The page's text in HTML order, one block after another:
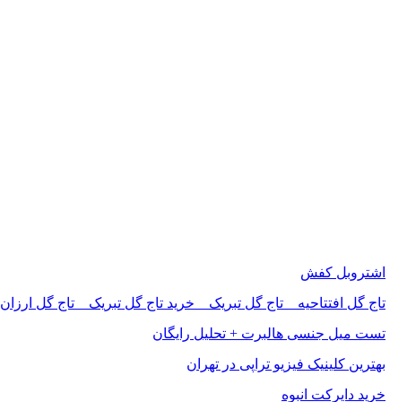
اشتروبل کفش
تاج گل افتتاحیه _ تاج گل تبریک _ خرید تاج گل تبریک _ تاج گل ارزان
تست میل جنسی هالبرت + تحلیل رایگان
بهترین کلینیک فیزیو تراپی در تهران
خرید دایرکت انبوه